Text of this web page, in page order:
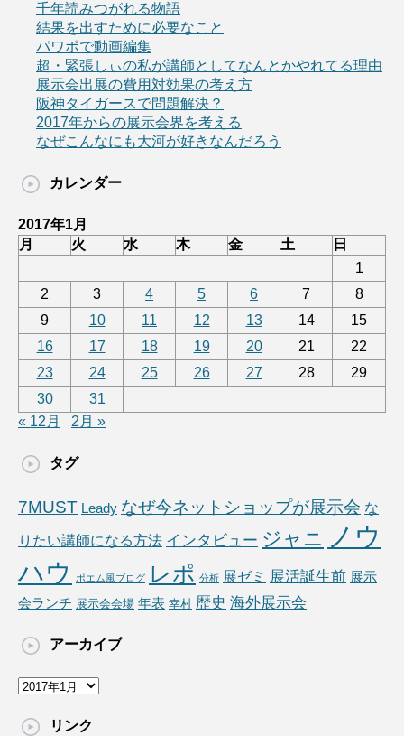
千年読みつがれる物語
結果を出すために必要なこと
パワポで動画編集
超・緊張しぃの私が講師としてなんとかやれてる理由
展示会出展の費用対効果の考え方
阪神タイガースで問題解決？
2017年からの展示会界を考える
なぜこんなにも大河が好きなんだろう
カレンダー
2017年1月
月
火 水 木 金 土
日
1
2
3 4 5 6 7
8
9
10 11 12 13 14
15
16
17 18 19 20 21
22
23
24 25 26 27 28
29
30
31
« 12月
2月 »
タグ
7MUST Leady なぜ今ネットショップが展示会 な
りたい講師になる方法 インタビュー ジャニ ノウ
ハウ
ポエム風ブログ レポ 分析 展ゼミ 展活誕生前 展示
会ランチ 展示会会場 年表 幸村 歴史 海外展示会
アーカイブ
ア
カ
リンク